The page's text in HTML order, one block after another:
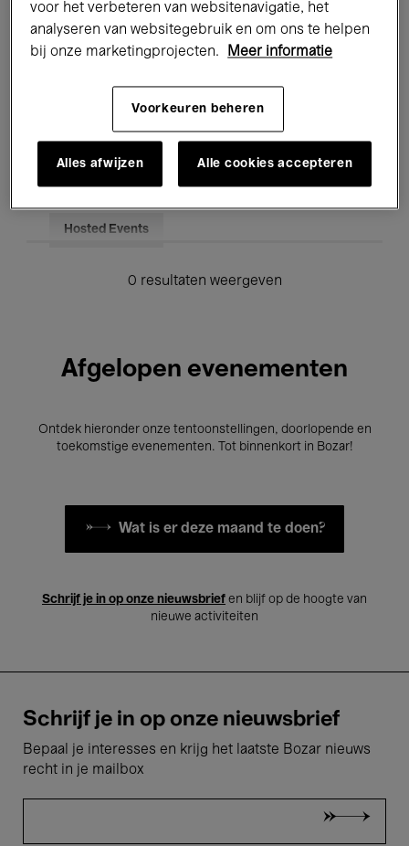
Jazz Klassieke Muziek Global Music
Voor iedereen Kids’ Palace
Onderwijs Rondleidingen
Hosted Events
0 resultaten weergeven
Afgelopen evenementen
Ontdek hieronder onze tentoonstellingen, doorlopende en
toekomstige evenementen. Tot binnenkort in Bozar!
Wat is er deze maand te doen?
Schrijf je in op onze nieuwsbrief en blijf op de hoogte van
nieuwe activiteiten
Schrijf je in op onze nieuwsbrief
Bepaal je interesses en krijg het laatste Bozar nieuws
recht in je mailbox
voor het verbeteren van websitenavigatie, het
analyseren van websitegebruik en om ons te helpen
bij onze marketingprojecten.
Meer informatie
Voorkeuren beheren
Alles afwijzen Alle cookies accepteren